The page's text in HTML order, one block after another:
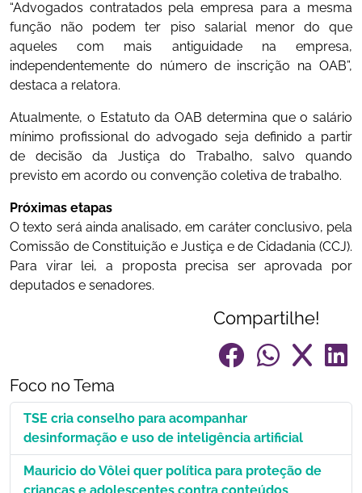
“Advogados contratados pela empresa para a mesma
função não podem ter piso salarial menor do que
aqueles com mais antiguidade na empresa,
independentemente do número de inscrição na OAB”,
destaca a relatora.
Atualmente, o Estatuto da OAB determina que o salário
mínimo profissional do advogado seja definido a partir
de decisão da Justiça do Trabalho, salvo quando
previsto em acordo ou convenção coletiva de trabalho.
Próximas etapas
O texto será ainda analisado, em caráter conclusivo, pela
Comissão de Constituição e Justiça e de Cidadania (CCJ).
Para virar lei, a proposta precisa ser aprovada por
deputados e senadores.
Compartilhe!
Foco no Tema
TSE cria conselho para acompanhar
desinformação e uso de inteligência artificial
Mauricio do Vôlei quer política para proteção de